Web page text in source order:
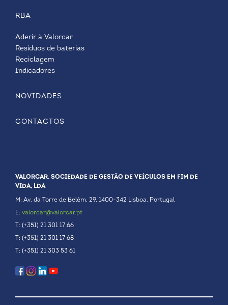
RBA
Aderir à Valorcar
Resíduos de baterias
Reciclagem
Indicadores
NOVIDADES
CONTACTOS
VALORCAR. SOCIEDADE DE GESTÃO DE VEÍCULOS EM FIM DE
VIDA, LDA
M: Av. da Torre de Belém, 29. 1400-342 Lisboa. Portugal
E: valorcar@valorcar.pt
T: (+351) 21 301 17 66
T: (+351) 21 301 17 68
T: (+351) 21 303 53 61